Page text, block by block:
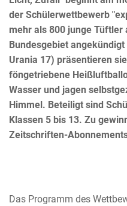
der Schülerwettbewerb
mehr als 800 junge Tüftler
Bundesgebiet
Urania 17) präsentieren
föngetriebene
Wasser und jagen
Himmel. Beteiligt sind
Klassen 5 bis 13. Zu
Zeitschriften-
Das Programm des